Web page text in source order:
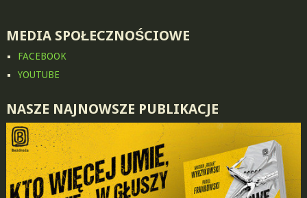
MEDIA SPOŁECZNOŚCIOWE
FACEBOOK
YOUTUBE
NASZE NAJNOWSZE PUBLIKACJE